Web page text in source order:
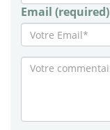
Email (required)